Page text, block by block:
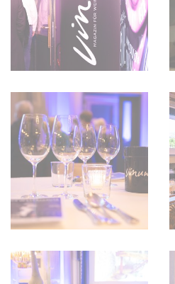
WINE TRADE CLUB
REDAKTION
JOBS
WERBUNG
IMPRESSUM
AGB & DATENSCHUTZ
FAQ